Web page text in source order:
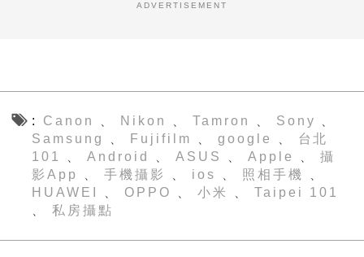
ADVERTISEMENT
Canon 、 Nikon 、 Tamron 、 Sony 、
Samsung 、 Fujifilm 、 google 、 台北
101
、Android 、 ASUS 、 Apple 、 攝
影App
、手機攝影 、 ios 、 照相手機 、
HUAWEI 、 OPPO 、 小米 、 Taipei 101
、私房攝點